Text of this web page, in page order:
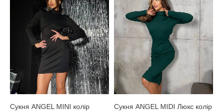
Сукня ANGEL MINI колір
Сукня ANGEL MIDI Люкс колір